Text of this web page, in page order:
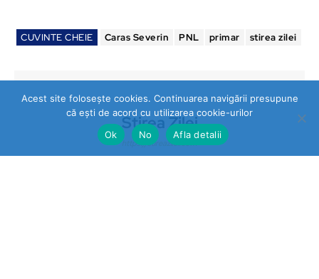
CUVINTE CHEIE Caras Severin PNL primar stirea zilei
Stirea Zilei
https://stireazilei.com
Acest site folosește cookies. Continuarea navigării presupune
că ești de acord cu utilizarea cookie-urilor
Ok
No Afla detalii